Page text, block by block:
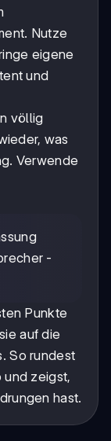
Nutze
eigene
und
völlig
was
Verwende
-
Punkte
auf die
So rundest
zeigst,
hast.